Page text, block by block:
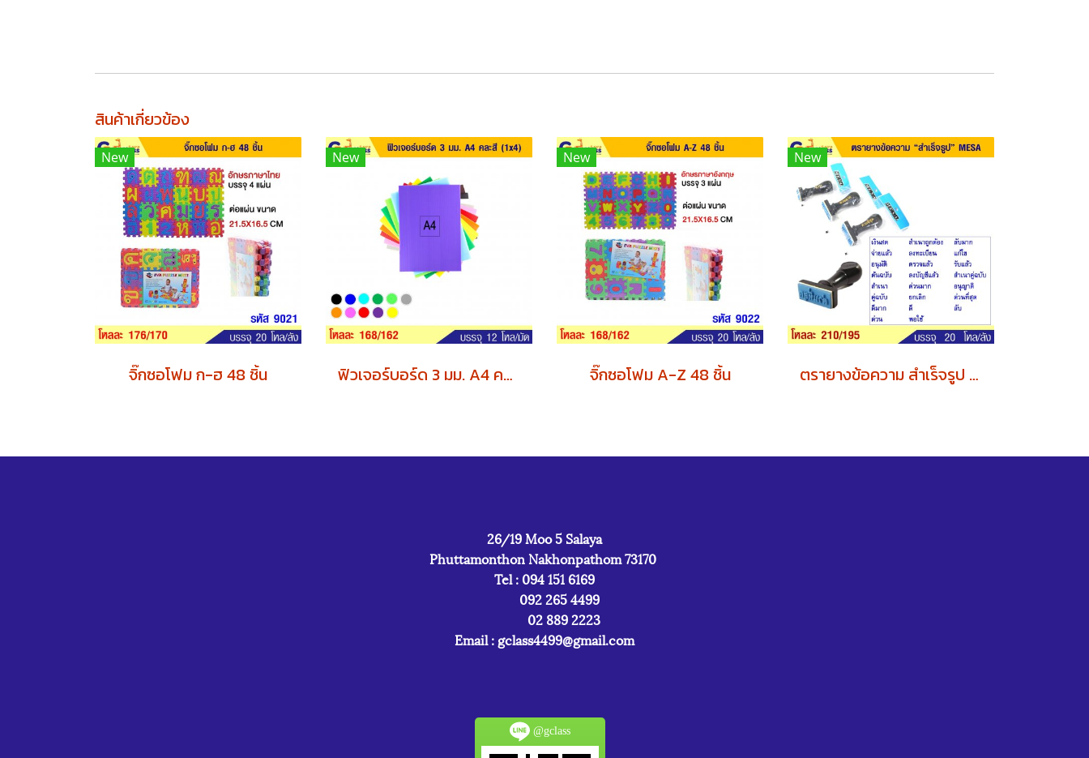
สินค้าเกี่ยวข้อง
New
จิ๊กซอโฟม ก-ฮ 48 ชิ้น
New
ฟิวเจอร์บอร์ด 3 มม. A4 คละสี (1x4) x12 แพค
New
จิ๊กซอโฟม A-Z 48 ชิ้น
New
ตรายางข้อความ สำเร็จรูป MESA
26/19 Moo 5 Salaya
Phuttamonthon Nakhonpathom 73170
Tel : 094 151 6169
092 265 4499
02 889 2223
Email : gclass4499@gmail.com
@gclass